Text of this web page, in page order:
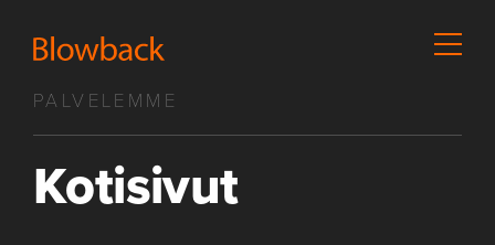
PALVELEMME
Kotisivut